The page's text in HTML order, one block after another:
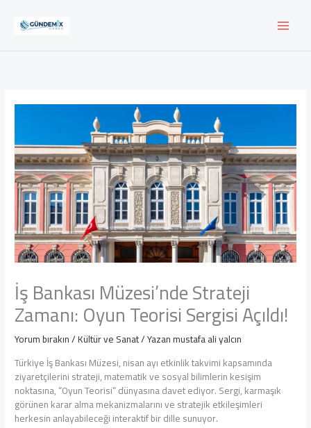
İş Bankası Müzesi’nde Strateji
Zamanı: Oyun Teorisi Sergisi Açıldı!
Yorum bırakın/Kültür ve Sanat/ Yazanmustafa ali yalcın
Türkiye İş Bankası Müzesi, nisan ayı etkinlik takvimi kapsamında
ziyaretçilerini strateji, matematik ve sosyal bilimlerin kesişim
noktasına, “Oyun Teorisi” dünyasına davet ediyor. Sergi, karmaşık
görünen karar alma mekanizmalarını ve stratejik etkileşimleri
herkesin anlayabileceği interaktif bir dille sunuyor.